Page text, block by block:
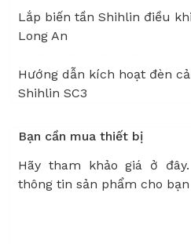
Lắp biến tần Shihlin điều
Long An
Hướng dẫn kích hoạt đèn
Shihlin SC3
Bạn cần mua thiết bị
Hãy tham khảo giá ở
thông tin sản phẩm cho